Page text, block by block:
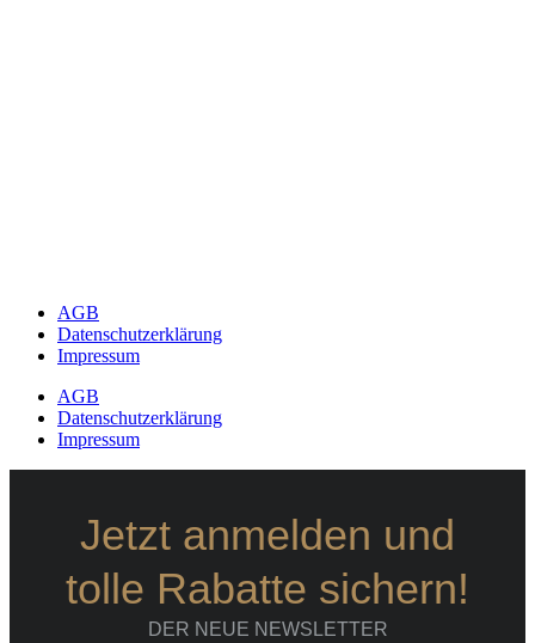
AGB
Datenschutzerklärung
Impressum
AGB
Datenschutzerklärung
Impressum
Jetzt anmelden und
tolle Rabatte sichern!
DER NEUE NEWSLETTER